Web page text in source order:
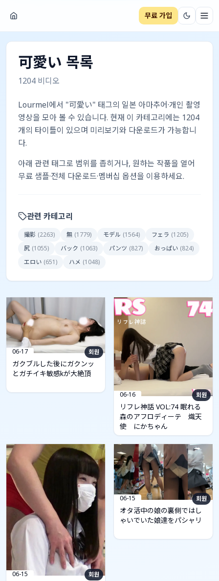
무료 가입 네비
可愛い 목록
1204 비디오
Lourmel에서 "可愛い" 태그의 일본 아마추어·개인 촬영
영상을 모아 볼 수 있습니다. 현재 이 카테고리에는 1204
개의 타이틀이 있으며 미리보기와 다운로드가 가능합니
다.
아래 관련 태그로 범위를 좁히거나, 원하는 작품을 열어
무료 샘플·전체 다운로드·멤버십 옵션을 이용하세요.
관련 카테고리
撮影 (2263) 無 (1779) モデル (1564) フェラ (1205)
尻 (1055) バック (1063) パンツ (827) おっぱい (824)
エロい (651) ハメ (1048)
ガクブルした後にガクンッ
とガチイキ敏感kが大絶頂
회원
06-17
リフレ神話 VOL:74 眠れる
森のアフロディーテ 熾天
使 にかちゃん
회원
06-16
회원
06-15
オタ活中の娘の裏側ではし
ゃいでいた娘達をパシャリ
회원
06-15